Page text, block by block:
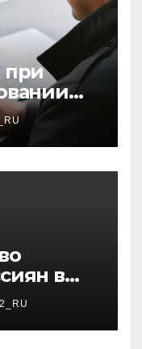
при
в
3 дней